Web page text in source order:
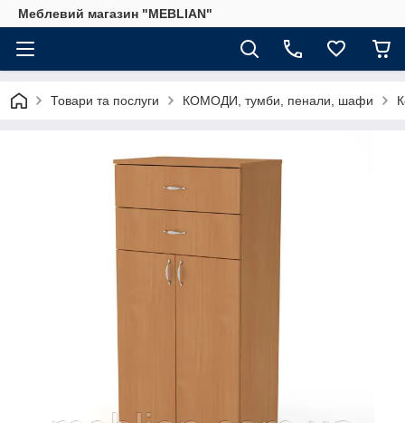
Меблевий магазин "MEBLIAN"
Товари та послуги КОМОДИ, тумби, пенали, шафи